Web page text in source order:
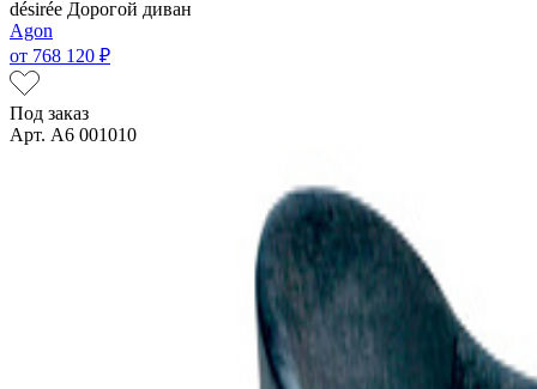
désirée Дорогой диван
Agon
от 768 120 ₽
Под заказ
Арт. A6 001010